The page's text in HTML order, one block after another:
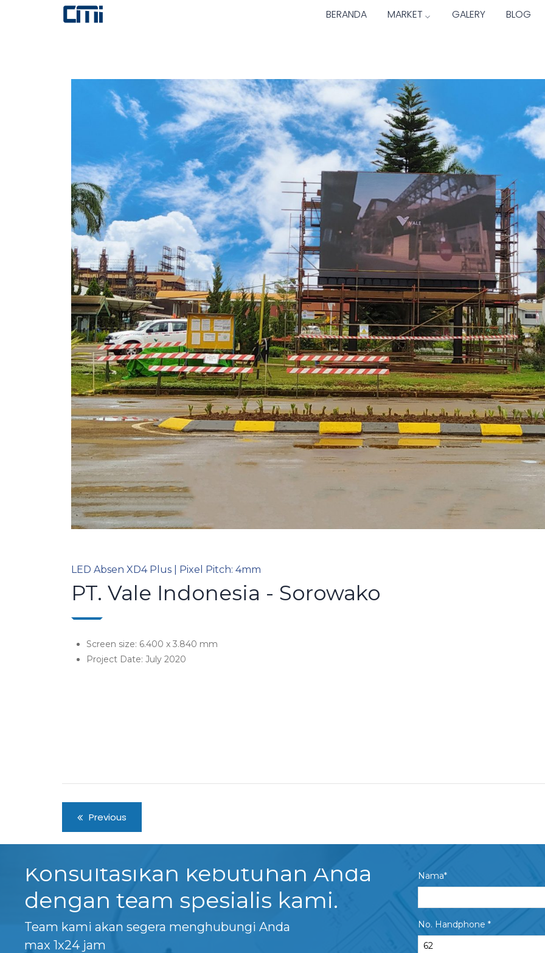
BERANDA MARKET GALERY BLOG
LED Absen XD4 Plus | Pixel Pitch: 4mm
PT. Vale Indonesia - Sorowako
Screen size: 6.400 x 3.840 mm
Project Date: July 2020
Previous
Konsultasikan kebutuhan Anda
dengan team spesialis kami.
Team kami akan segera menghubungi Anda
max 1x24 jam
Nama*
No. Handphone *